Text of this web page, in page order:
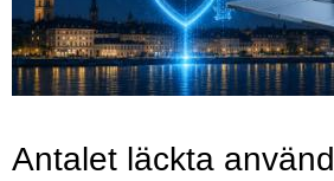
Antalet läckta